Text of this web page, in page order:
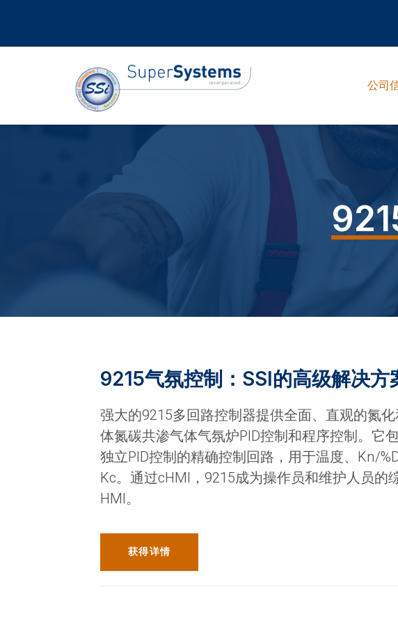
公司
9215气氛控制：SSI的高级解决方
强大的9215多回路控制器提供全面、直观的氮
体氮碳共渗气体气氛炉PID控制和程序控制。它
独立PID控制的精确控制回路，用于温度、Kn/
Kc。通过cHMI，9215成为操作员和维护人员的
HMI。
获得详情